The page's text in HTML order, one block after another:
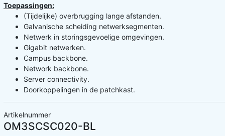
Toepassingen:
(Tijdelijke) overbrugging lange afstanden.
Galvanische scheiding netwerksegmenten.
Netwerk in storingsgevoelige omgevingen.
Gigabit netwerken.
Campus backbone.
Network backbone.
Server connectivity.
Doorkoppelingen in de patchkast.
Artikelnummer
OM3SCSC020-BL